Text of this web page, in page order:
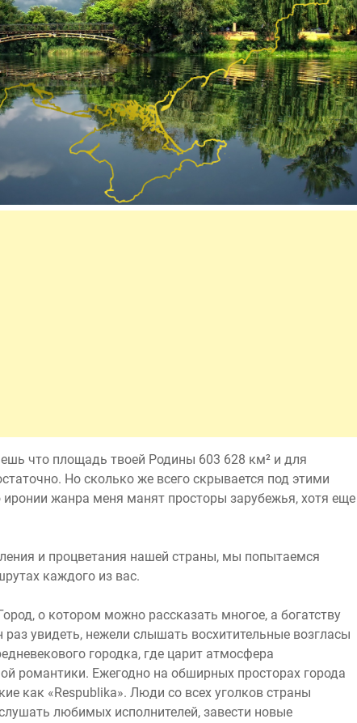
что площадь твоей Родины 603 628 км² и для
Но сколько же всего скрывается под этими
жанра меня манят просторы зарубежья, хотя еще
и процветания нашей страны, мы попытаемся
каждого из вас.
Город, о котором можно рассказать многое, а богатству
увидеть, нежели слышать восхитительные возгласы
городка, где царит атмосфера
романтики. Ежегодно на обширных просторах города
как «Respublika». Люди со всех уголков страны
любимых исполнителей, завести новые